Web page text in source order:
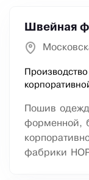
Швейная
Пошив
форменной,
фабрики